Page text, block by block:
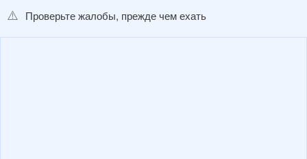
⚠️
Проверьте жалобы, прежде чем ехать